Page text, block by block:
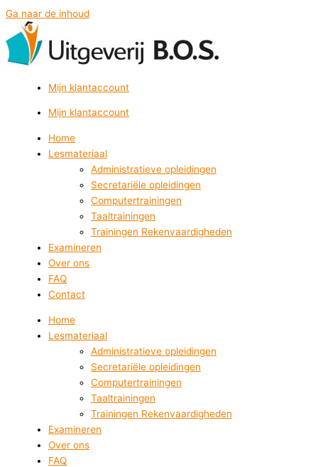
Ga naar de inhoud
Mijn klantaccount
Mijn klantaccount
Home
Lesmateriaal
Administratieve opleidingen
Secretariële opleidingen
Computertrainingen
Taaltrainingen
Trainingen Rekenvaardigheden
Examineren
Over ons
FAQ
Contact
Home
Lesmateriaal
Administratieve opleidingen
Secretariële opleidingen
Computertrainingen
Taaltrainingen
Trainingen Rekenvaardigheden
Examineren
Over ons
FAQ